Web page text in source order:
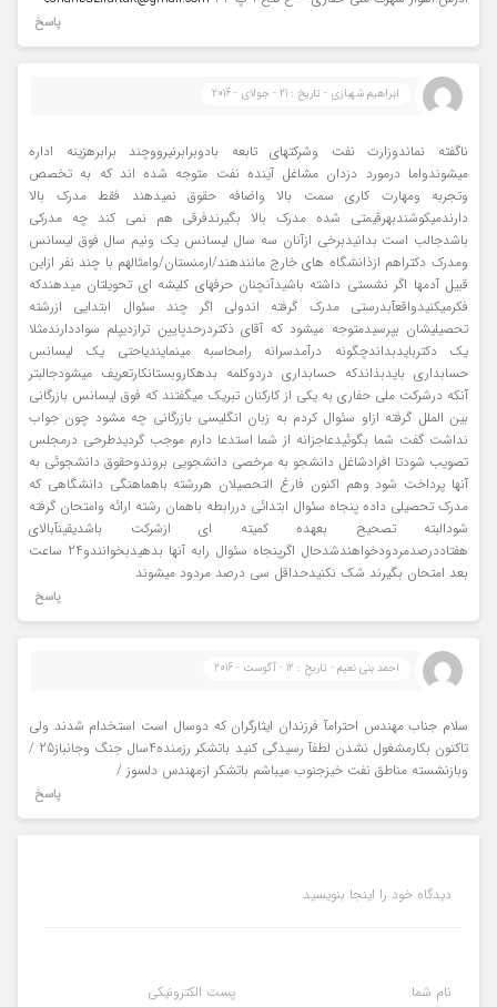
پاسخ
ابراهیم شهبازی - تاریخ : 21 - جولای - 2016
ناگفته نماندوزارت نفت وشرکتهای تابعه بادوبرابرنیرووچند برابرهزینه اداره
میشوندواما درمورد دزدان مشاغل آینده نفت متوجه شده اند که به تخصص
وتجربه ومهارت کاری سمت بالا واضافه حقوق نمیدهند فقط مدرک بالا
دارندمیکوشندبهرقیمتی شده مدرک بالا بگیرندفرقی هم نمی کند چه مدرکی
باشدجالب است بدانیدبرخی ازآنان سه سال لیسانس یک ونیم سال فوق لیسانس
ومدرک دکتراهم ازذانشگاه های خارج مانندهند/ارمنستان/وامثالهم با چند نفر ازاین
قبیل آدمها اگر نشستی داشته باشیدآنچنان حرفهای کلیشه ای تحویلتان میدهندکه
فکرمیکنیدواقعآبدرستی مدرک گرفته اندولی اگر چند سئوال ابتدایی ازرشته
تحصیلیشان بپرسیدمتوجه میشود که آقای ذکتردرحدپایین ترازدیپلم سواددارندمثلا
یک دکتربایدبداندچگونه درآمدسرانه رامحاسبه مینمایندیاحتی یک لیسانس
حسابداری بایدبذاندکه حسابداری دردوکلمه بدهکاروبستانکارتعریف میشودجالبتر
آنکه درشرکت ملی حفاری به یکی از کارکنان تبریک میگفتند که فوق لیسانس بازرگانی
بین الملل گرفته ازاو سئوال کردم به زبان انگلیسی بازرگانی چه مشود چون جواب
نداشت گفت شما بگوئیدعاجزانه از شما استدعا دارم موجب گردیدطرحی درمجلس
تصویب شودتا افرادشاغل دانشجو به مرخصی دانشجویی بروندوحقوق دانشجوئی به
آنها پرداخت شود وهم اکنون فارغ التحصیلان هررشته باهماهنگی دانشگاهی که
مدرک تحصیلی داده پنجاه سئوال ابتدائی دررابطه باهمان رشته ارائه وامتحان گرفته
شودالبته تصحیح بعهده کمیته ای ازشرکت باشدیقینآبالای
هفتاددرصدمردودخواهندشدحال اگرپنجاه سئوال رابه آنها بدهیدبخوانندو24 ساعت
بعد امتحان بگیرند شک نکنیدحداقل سی درصد مردود میشوند
پاسخ
احمد بنی نعیم - تاریخ : 12 - آگوست - 2016
سلام جناب مهندس احترامآ فرزندان ایثارگران که دوسال است استخدام شدند ولی
تاکنون بکارمشغول نشدن لطفآ رسیدگی کنید باتشکر رزمنده4سال جنگ وجانباز25 /
وبازنشسته مناطق نفت خیزجنوب میباشم باتشکر ازمهندس دلسوز /
پاسخ
دیدگاه خود را اینجا بنویسید
نام شما پست الکترونیکی